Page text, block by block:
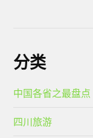
分类
中国各省之最盘点
四川旅游